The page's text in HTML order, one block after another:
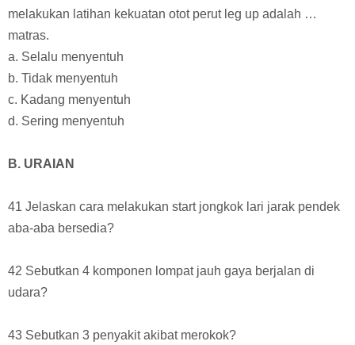
melakukan latihan kekuatan otot perut leg up adalah …
matras.
a. Selalu menyentuh
b. Tidak menyentuh
c. Kadang menyentuh
d. Sering menyentuh
B. URAIAN
41 Jelaskan cara melakukan start jongkok lari jarak pendek
aba-aba bersedia?
42 Sebutkan 4 komponen lompat jauh gaya berjalan di
udara?
43 Sebutkan 3 penyakit akibat merokok?